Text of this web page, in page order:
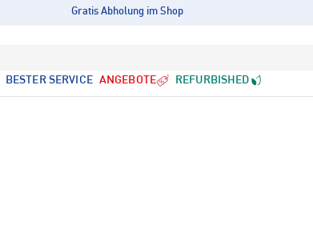
Gratis Abholung im Shop
BESTER SERVICE ANGEBOTE REFURBISHED